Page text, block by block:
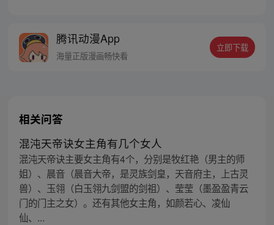
腾讯动漫App
海量正版漫画畅快看
立即下载
相关问答
混沌天帝诀女主角有几个女人
混沌天帝诀主要女主角有4个，分别是牧红艳（男主的师
姐）、晨音（晨音大帝，是灵族剑皇，天音府主，上古灵
兽）、玉翎（白玉翎九剑盟的剑祖）、莹莹（墨盈盈青云
门的门主之女）。还有其他女主角，如颜若心、凌仙
仙、...